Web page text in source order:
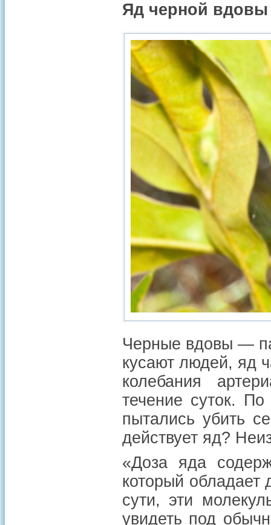
Яд черной вдовы
Черные вдовы —
кусают людей, яд
колебания
течение суток.
пытались убить
действует яд?
«Доза яда
который
сути, эти
увидеть под